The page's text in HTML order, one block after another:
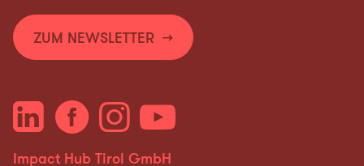
ZUM NEWSLETTER
Impact Hub Tirol GmbH